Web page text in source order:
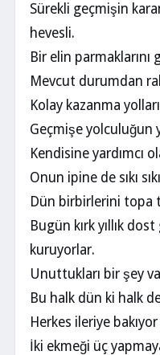
Sürekli geçmişin
hevesli.
Bir elin parmaklarını
Mevcut durumdan
Kolay kazanma
Geçmişe yolculuğun
Kendisine yardımcı
Onun ipine de sıkı
Dün birbirlerini topa
Bugün kırk yıllık
kuruyorlar.
Unuttukları bir şey
Bu halk dün ki halk
Herkes ileriye bakıyor
İki ekmeği üç